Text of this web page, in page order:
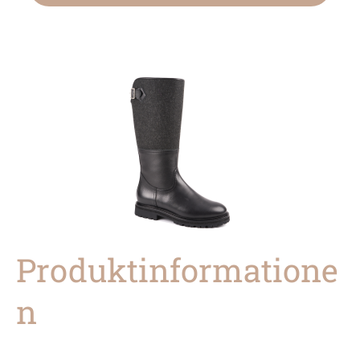
Produktinformatione
n